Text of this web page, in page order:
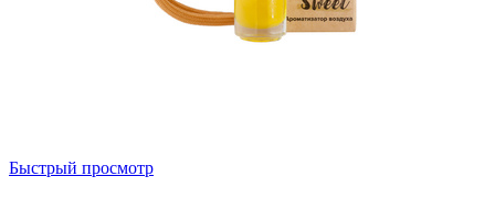
Быстрый просмотр